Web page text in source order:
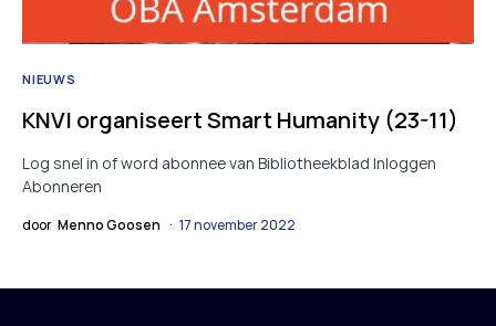
NIEUWS
KNVI organiseert Smart Humanity (23-11)
Log snel in of word abonnee van Bibliotheekblad Inloggen
Abonneren
door Menno Goosen 17 november 2022